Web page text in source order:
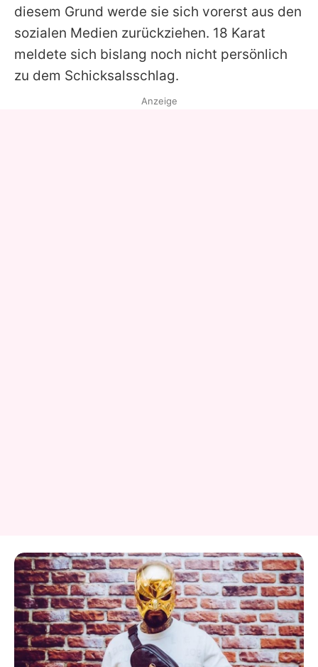
diesem Grund werde sie sich vorerst aus den
sozialen Medien zurückziehen. 18 Karat
meldete sich bislang noch nicht persönlich
zu dem Schicksalsschlag.
Anzeige